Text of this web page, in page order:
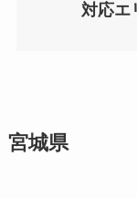
対応エ
宮城県